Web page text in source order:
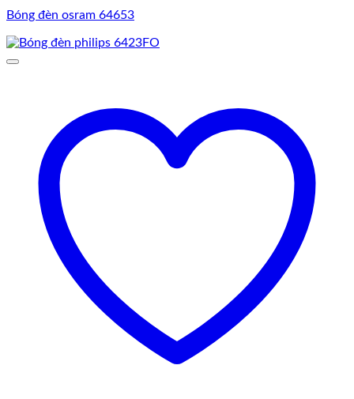
Bóng đèn osram 64653